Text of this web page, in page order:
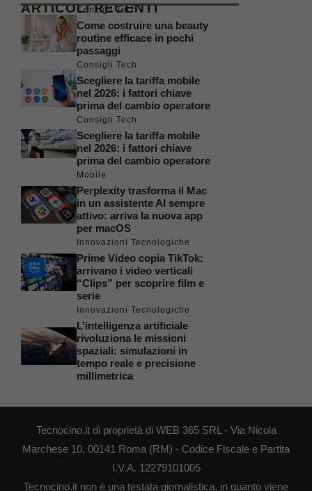
ARTICOLI RECENTI
Consigli Tech
Come costruire una beauty
routine efficace in pochi
passaggi
Consigli Tech
Scegliere la tariffa mobile
nel 2026: i fattori chiave
prima del cambio operatore
Consigli Tech
Scegliere la tariffa mobile
nel 2026: i fattori chiave
prima del cambio operatore
Mobile
Perplexity trasforma il Mac
in un assistente AI sempre
attivo: arriva la nuova app
per macOS
Innovazioni Tecnologiche
Prime Video copia TikTok:
arrivano i video verticali
“Clips” per scoprire film e
serie
Innovazioni Tecnologiche
L’intelligenza artificiale
rivoluziona le missioni
spaziali: simulazioni in
tempo reale e precisione
millimetrica
Tecnocino.it di proprietà di WEB 365 SRL - Via Nicola
Marchese 10, 00141 Roma (RM) - Codice Fiscale e Partita
I.V.A. 12279101005
Tecnocino.it non è una testata giornalistica, in quanto viene